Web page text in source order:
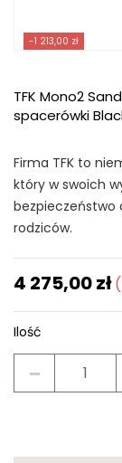
-1 213,00 zł
TFK Mono2
spacerówki
Firma TFK to
który w swoich
bezpieczeństwo
rodziców.
4 275,00 zł
Ilość